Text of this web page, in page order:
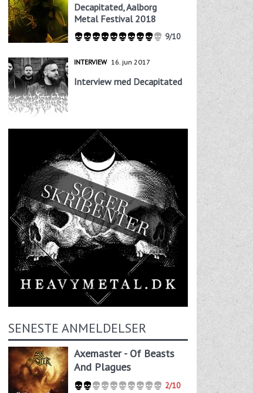
Decapitated, Aalborg
Metal Festival 2018
9/10
INTERVIEW 16. jun 2017
Interview med Decapitated
SENESTE ANMELDELSER
Axemaster - Of Beasts
And Plagues
2/10